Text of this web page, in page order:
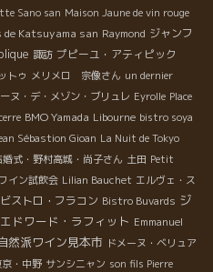
Sano san Maison Jaune de vin rouge
de Katsuyama san Raymond ジャンフ
諏訪 プピーユ・アティピック
トゥ メリメロ 宗像さん un dernier
ヌ・デ・メゾン・ブリュレ Eyrolle Place
BMO Yamada Libourne bistro soya
Sébastion Gioan La Nuit de Tokyo
婚式・野村高城・尚子さん 土田 Petit
イン試飲会 Lilian Bauchet エルヴェ・ス
ビストロ・フラコン Bistro Buvards ジ
エドワード・ラフィット Emmanuel
然派ワイン見本市 ドメーヌ・ベリュア
京・中野 サンシニャン son fils Pierre